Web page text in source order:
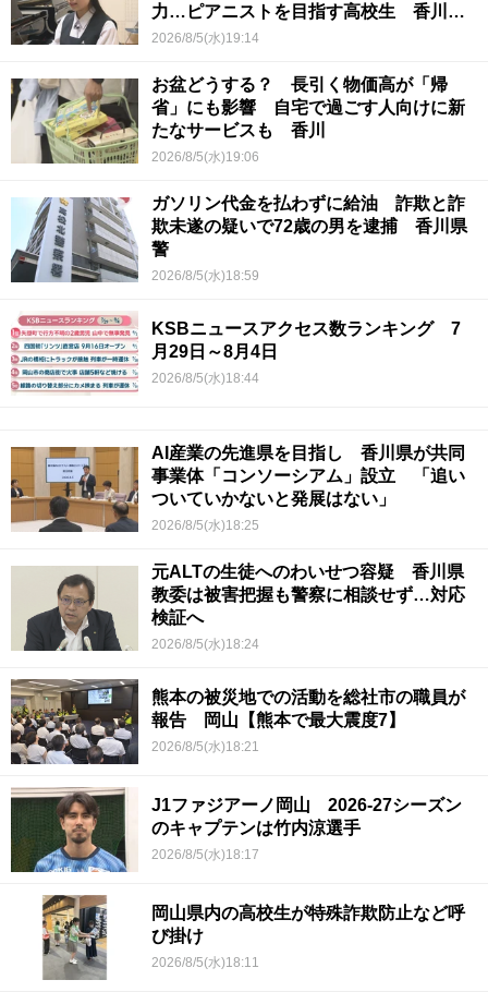
力…ピアニストを目指す高校生 香川
【青春のキセキ】
2026/8/5(水)19:14
お盆どうする？ 長引く物価高が「帰
省」にも影響 自宅で過ごす人向けに新
たなサービスも 香川
2026/8/5(水)19:06
ガソリン代金を払わずに給油 詐欺と詐
欺未遂の疑いで72歳の男を逮捕 香川県
警
2026/8/5(水)18:59
KSBニュースアクセス数ランキング 7
月29日～8月4日
2026/8/5(水)18:44
AI産業の先進県を目指し 香川県が共同
事業体「コンソーシアム」設立 「追い
ついていかないと発展はない」
2026/8/5(水)18:25
元ALTの生徒へのわいせつ容疑 香川県
教委は被害把握も警察に相談せず…対応
検証へ
2026/8/5(水)18:24
熊本の被災地での活動を総社市の職員が
報告 岡山【熊本で最大震度7】
2026/8/5(水)18:21
J1ファジアーノ岡山 2026-27シーズン
のキャプテンは竹内涼選手
2026/8/5(水)18:17
岡山県内の高校生が特殊詐欺防止など呼
び掛け
2026/8/5(水)18:11